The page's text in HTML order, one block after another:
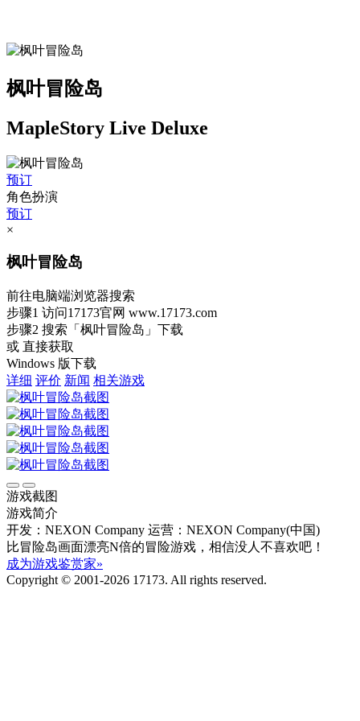
枫叶冒险岛
MapleStory Live Deluxe
预订
角色扮演
预订
×
枫叶冒险岛
前往电脑端浏览器搜索
步骤1 访问17173官网 www.17173.com
步骤2 搜索 「枫叶冒险岛」 下载
或 直接获取
Windows 版下载
详细 评价 新闻 相关游戏
游戏截图
游戏简介
开发：NEXON Company 运营：NEXON Company(中国)
比冒险岛画面漂亮N倍的冒险游戏，相信没人不喜欢吧！
成为游戏鉴赏家»
Copyright © 2001-2026 17173. All rights reserved.